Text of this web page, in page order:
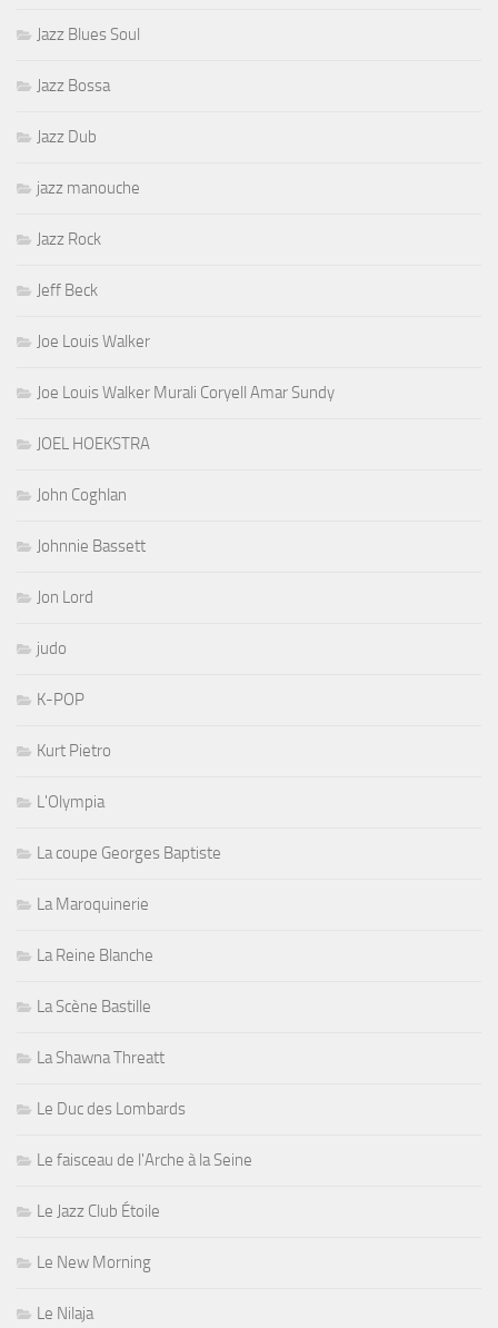
Jazz Blues Soul
Jazz Bossa
Jazz Dub
jazz manouche
Jazz Rock
Jeff Beck
Joe Louis Walker
Joe Louis Walker Murali Coryell Amar Sundy
JOEL HOEKSTRA
John Coghlan
Johnnie Bassett
Jon Lord
judo
K-POP
Kurt Pietro
L'Olympia
La coupe Georges Baptiste
La Maroquinerie
La Reine Blanche
La Scène Bastille
La Shawna Threatt
Le Duc des Lombards
Le faisceau de l'Arche à la Seine
Le Jazz Club Étoile
Le New Morning
Le Nilaja